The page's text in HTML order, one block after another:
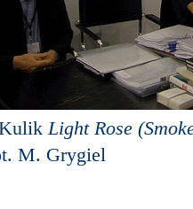
Light Rose
M. Grygiel